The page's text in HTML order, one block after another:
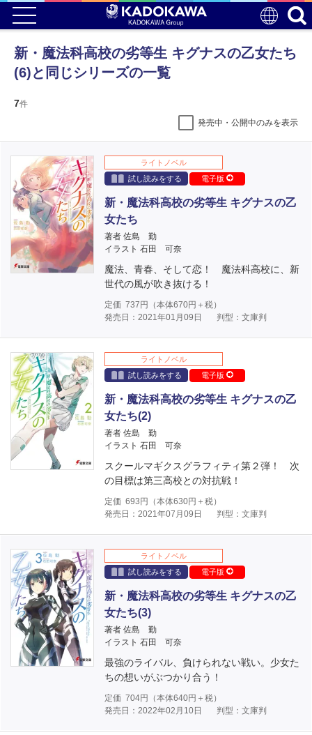
新・魔法科高校の劣等生 キグナスの乙女たち
(6)と同じシリーズの一覧
7件
発売中・公開中のみを表示
ライトノベル
試し読みをする
電子版
新・魔法科高校の劣等生 キグナスの乙
女たち
著者 佐島 勤
イラスト 石田 可奈
魔法、青春、そして恋！ 魔法科高校に、新
世代の風が吹き抜ける！
定価 737 円（本体670円＋税）
発売日：2021年01月09日
判型：文庫判
ライトノベル
試し読みをする
電子版
新・魔法科高校の劣等生 キグナスの乙
女たち(2)
著者 佐島 勤
イラスト 石田 可奈
スクールマギクスグラフィティ第２弾！ 次
の目標は第三高校との対抗戦！
定価 693 円（本体630円＋税）
発売日：2021年07月09日
判型：文庫判
ライトノベル
試し読みをする
電子版
新・魔法科高校の劣等生 キグナスの乙
女たち(3)
著者 佐島 勤
イラスト 石田 可奈
最強のライバル、負けられない戦い。少女た
ちの想いがぶつかり合う！
定価 704円（本体640円＋税）
発売日：2022年02月10日
判型：文庫判